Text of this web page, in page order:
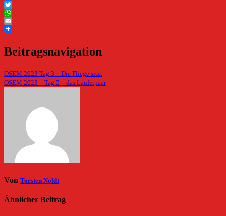
Facebook
Twitter
WhatsApp
Email
Beitragsnavigation
OSEM 2023 Tag 3 – Die Fliege sitzt
OSEM 2023 – Tag 5 – das Läuferpaar
Von Torsten Noldt
Ähnlicher Beitrag